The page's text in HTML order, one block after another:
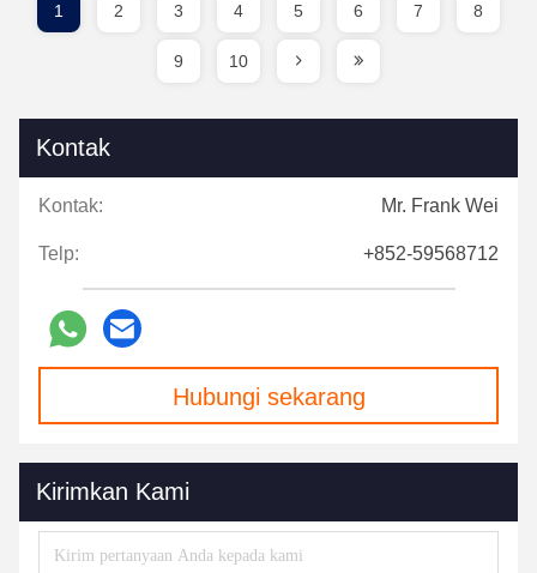
1 2 3 4 5 6 7 8
9 10
Kontak
Kontak: Mr. Frank Wei
Telp: +852-59568712
Hubungi sekarang
Kirimkan Kami